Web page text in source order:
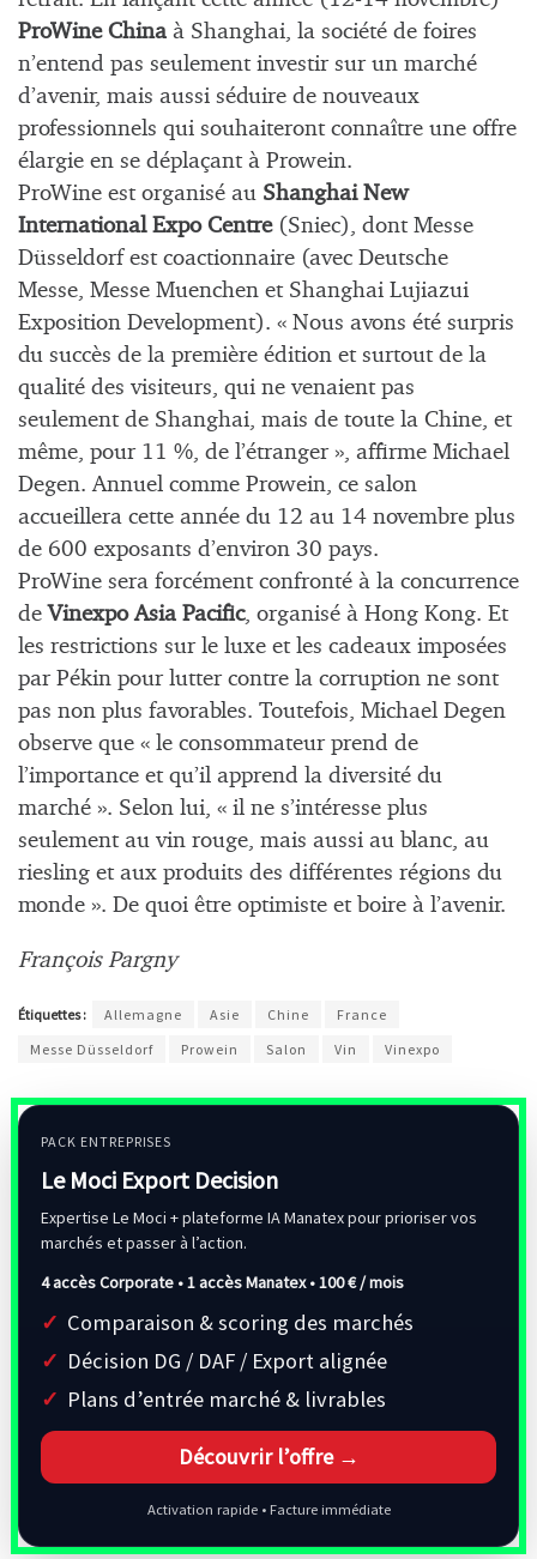
ProWine China à Shanghai, la société de foires
n’entend pas seulement investir sur un marché
d’avenir, mais aussi séduire de nouveaux
professionnels qui souhaiteront connaître une offre
élargie en se déplaçant à Prowein.
ProWine est organisé au Shanghai New
International Expo Centre(Sniec), dont Messe
Düsseldorf est coactionnaire (avec Deutsche
Messe, Messe Muenchen et Shanghai Lujiazui
Exposition Development). « Nous avons été surpris
du succès de la première édition et surtout de la
qualité des visiteurs, qui ne venaient pas
seulement de Shanghai, mais de toute la Chine, et
même, pour 11 %, de l’étranger », affirme Michael
Degen. Annuel comme Prowein, ce salon
accueillera cette année du 12 au 14 novembre plus
de 600 exposants d’environ 30 pays.
ProWine sera forcément confronté à la concurrence
deVinexpo Asia Pacific, organisé à Hong Kong. Et
les restrictions sur le luxe et les cadeaux imposées
par Pékin pour lutter contre la corruption ne sont
pas non plus favorables. Toutefois, Michael Degen
observe que « le consommateur prend de
l’importance et qu’il apprend la diversité du
marché ». Selon lui, « il ne s’intéresse plus
seulement au vin rouge, mais aussi au blanc, au
riesling et aux produits des différentes régions du
monde ». De quoi être optimiste et boire à l’avenir.
François Pargny
Étiquettes : Allemagne Asie Chine
France
Messe Düsseldorf
Prowein Salon Vin Vinexpo
PACK ENTREPRISES
Le Moci Export Decision
Expertise Le Moci + plateforme IA Manatex pour prioriser vos
marchés et passer à l’action.
4 accès Corporate • 1 accès Manatex •100 € / mois
Comparaison & scoring des marchés
Décision DG / DAF / Export alignée
Plans d’entrée marché & livrables
Découvrir l’offre →
Activation rapide • Facture immédiate